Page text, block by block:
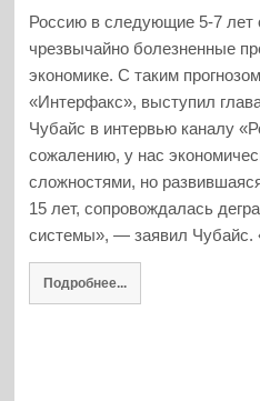
Россию в следующие 5-7
чрезвычайно болезненные
экономике. С таким
«Интерфакс», выступил
Чубайс в интервью каналу
сожалению, у нас
сложностями, но
15 лет, сопровождалась
системы», — заявил Чубайс.
Подробнее...